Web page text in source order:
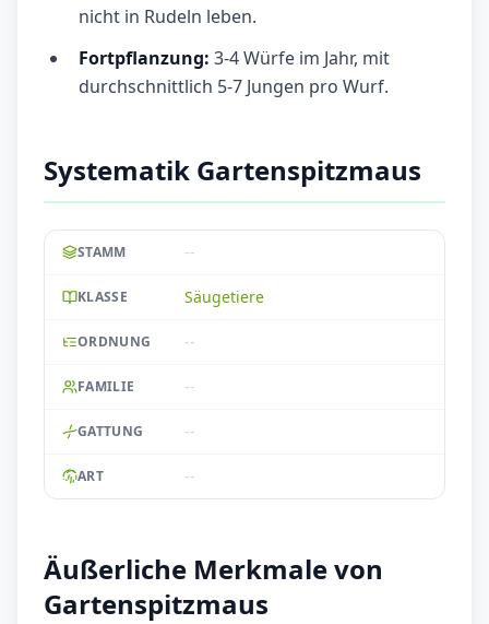
nicht in Rudeln leben.
Fortpflanzung: 3-4 Würfe im Jahr, mit
durchschnittlich 5-7 Jungen pro Wurf.
Systematik Gartenspitzmaus
STAMM --
KLASSE Säugetiere
ORDNUNG --
FAMILIE --
GATTUNG --
ART --
Äußerliche Merkmale von
Gartenspitzmaus